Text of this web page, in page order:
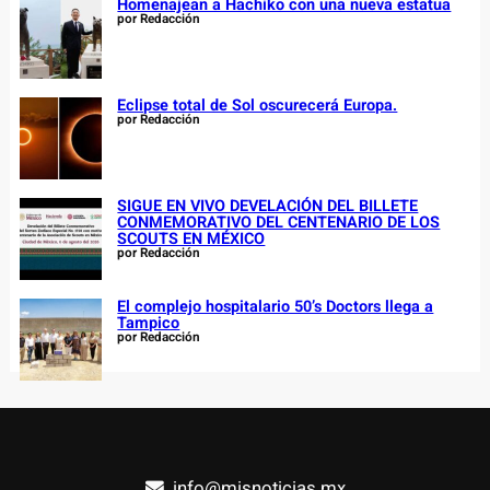
Homenajean a Hachiko con una nueva estatua
por Redacción
Eclipse total de Sol oscurecerá Europa.
por Redacción
SIGUE EN VIVO DEVELACIÓN DEL BILLETE
CONMEMORATIVO DEL CENTENARIO DE LOS
SCOUTS EN MÉXICO
por Redacción
El complejo hospitalario 50’s Doctors llega a
Tampico
por Redacción